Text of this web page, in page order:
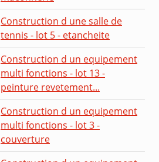
Construction d une salle de
tennis - lot 5 - etancheite
Construction d un equipement
multi fonctions - lot 13 -
peinture revetement...
Construction d un equipement
multi fonctions - lot 3 -
couverture